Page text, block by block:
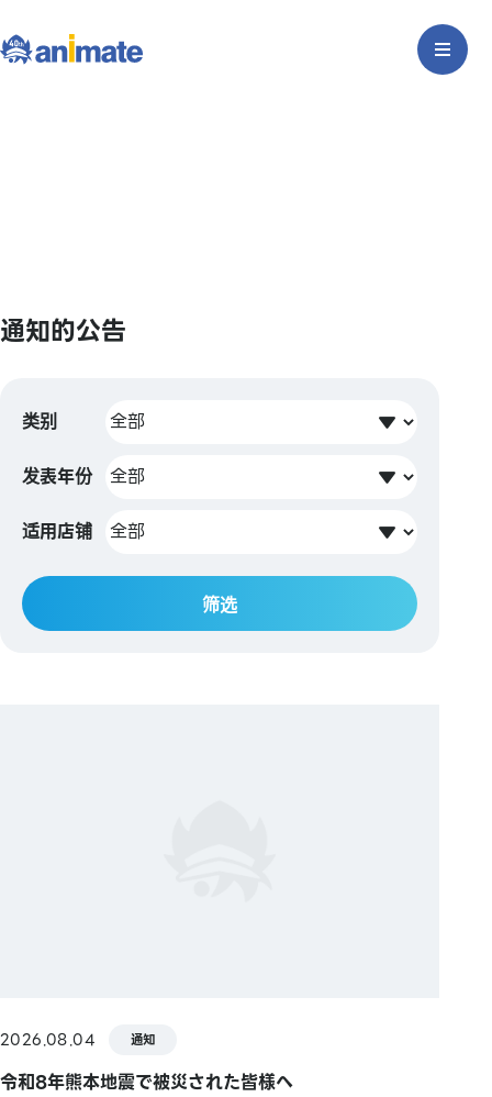
通知的公告
类别
发表年份
适用店铺
筛选
2026.08.04 通知
令和8年熊本地震で被災された皆様へ